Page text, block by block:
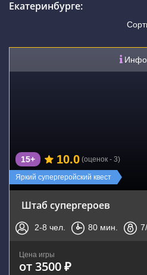
Екатеринбурге:
Инфо
Яркий супергеройский квест
15+ 10.0 (оценок - 3)
Штаб супергероев
2-8 чел. 80 мин. 7
Цена игры
от 3500 ₽